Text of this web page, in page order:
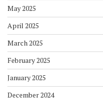
May 2025
April 2025
March 2025
February 2025
January 2025
December 2024